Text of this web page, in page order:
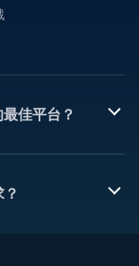
佳平台？